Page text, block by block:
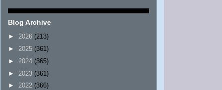
Blog Archive
► 2026 (213)
► 2025 (361)
► 2024 (365)
► 2023 (361)
► 2022 (366)